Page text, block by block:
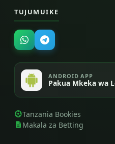
TUJUMUIKE
ANDROID APP
Pakua Mkeka wa
Tanzania Bookies
Makala za Betting